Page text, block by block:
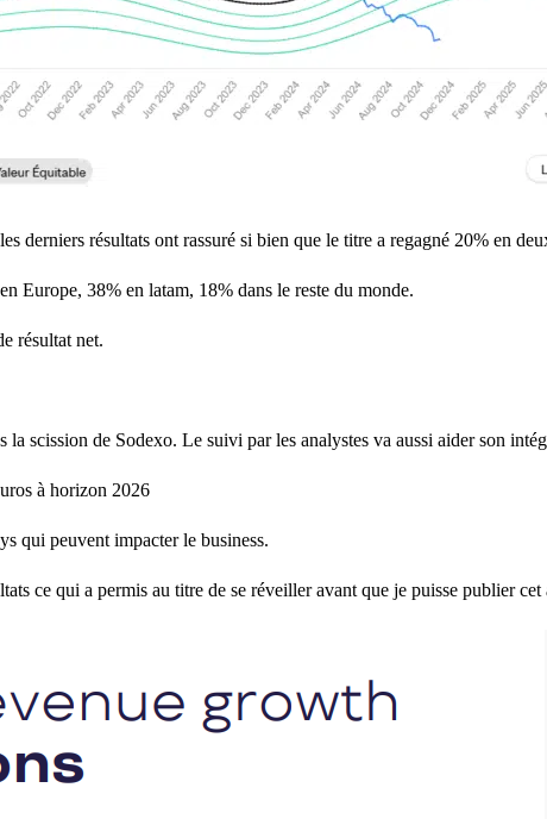
derniers résultats ont rassuré si bien que le titre a regagné 20% en
Europe, 38% en latam, 18% dans le reste du monde.
résultat net.
scission de Sodexo. Le suivi par les analystes va aussi aider son
à horizon 2026
qui peuvent impacter le business.
ce qui a permis au titre de se réveiller avant que je puisse publier